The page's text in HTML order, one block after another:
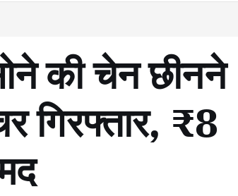
की चेन छीनने
गिरफ्तार, ₹8